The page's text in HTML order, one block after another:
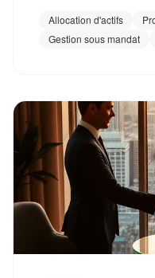
Allocation d'actifs
Gestion sous mandat